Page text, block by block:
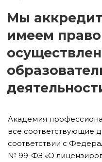
Мы
имеем
Академия
все соответствующие
соответствии с
№ 99-ФЗ «О